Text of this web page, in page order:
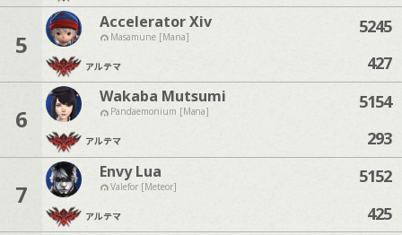
5
Accelerator Xiv
Masamune [Mana]
アルテマ
5245
427
6
Wakaba Mutsumi
Pandaemonium [Mana]
アルテマ
5154
293
7
Envy Lua
Valefor [Meteor]
アルテマ
5152
425